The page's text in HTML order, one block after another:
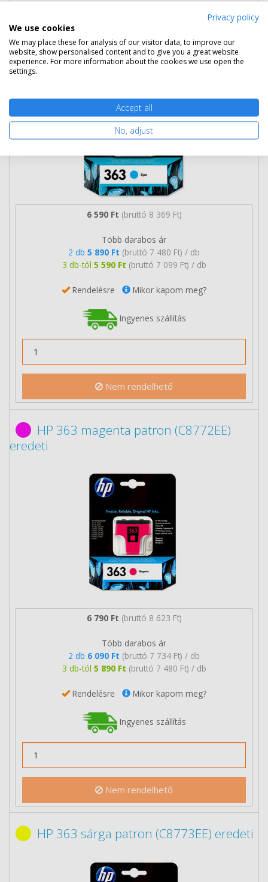
HP 363 ciánkék patron (C8771EE)
eredeti
6 590 Ft (bruttó 8 369 Ft)
Több darabos ár
2 db 5 890 Ft (bruttó 7 480 Ft) / db
3 db-tól 5 590 Ft (bruttó 7 099 Ft) / db
Rendelésre Mikor kapom meg?
Ingyenes szállítás
Nem rendelhető
HP 363 magenta patron (C8772EE)
eredeti
6 790 Ft (bruttó 8 623 Ft)
Több darabos ár
2 db 6 090 Ft (bruttó 7 734 Ft) / db
3 db-tól 5 890 Ft (bruttó 7 480 Ft) / db
Rendelésre Mikor kapom meg?
Ingyenes szállítás
Nem rendelhető
HP 363 sárga patron (C8773EE) eredeti
Privacy policy
We use cookies
We may place these for analysis of our visitor data, to improve our
website, show personalised content and to give you a great website
experience. For more information about the cookies we use open the
settings.
Accept all
No, adjust